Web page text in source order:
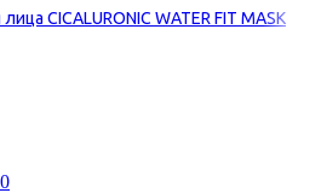
CICALURONIC WATER FIT MASK